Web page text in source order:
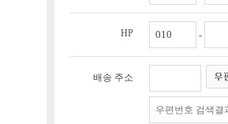
HP -
배송 주소